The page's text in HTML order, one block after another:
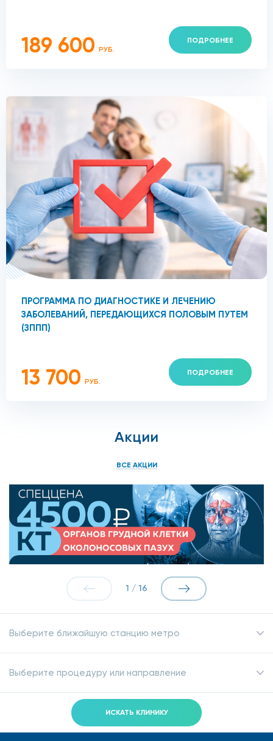
189 600 РУБ.
ПОДРОБНЕЕ
ПРОГРАММА ПО ДИАГНОСТИКЕ И ЛЕЧЕНИЮ
ЗАБОЛЕВАНИЙ, ПЕРЕДАЮЩИХСЯ ПОЛОВЫМ ПУТЕМ
(ЗППП)
13 700 РУБ.
ПОДРОБНЕЕ
Акции
ВСЕ АКЦИИ
1 / 16
Выберите ближайшую станцию метро
Выберите процедуру или направление
ИСКАТЬ КЛИНИКУ